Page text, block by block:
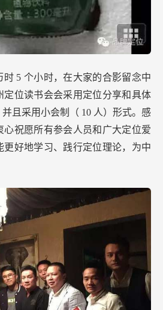
时 5 个小时，在大家的合影留念中
定位读书会会采用定位分享和具体
且采用小会制（ 10 人）形式。感
心祝愿所有参会人员和广大定位爱
更好地学习、践行定位理论，为中